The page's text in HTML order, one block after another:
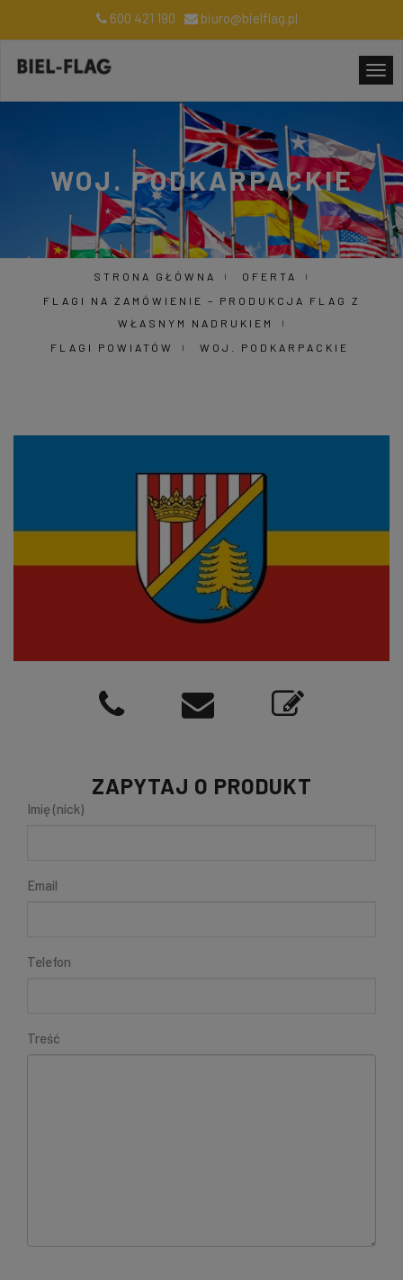
600 421 190 biuro@bielflag.pl
WOJ. PODKARPACKIE
STRONA GŁÓWNA
OFERTA
FLAGI NA ZAMÓWIENIE – PRODUKCJA FLAG Z
WŁASNYM NADRUKIEM
FLAGI POWIATÓW
WOJ. PODKARPACKIE
ZAPYTAJ O PRODUKT
Imię (nick)
Email
Telefon
Treść